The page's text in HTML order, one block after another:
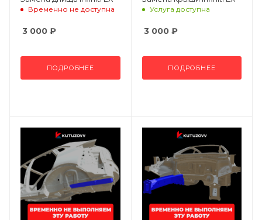
Временно не доступна
3 000 ₽
ПОДРОБНЕЕ
Услуга доступна
3 000₽
ПОДРОБНЕЕ